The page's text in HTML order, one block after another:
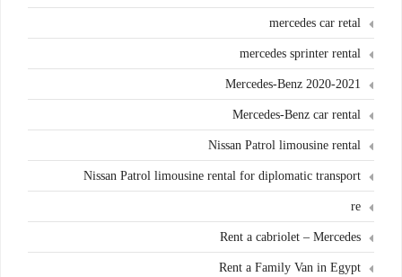
mercedes car retal
mercedes sprinter rental
Mercedes-Benz 2020-2021
Mercedes-Benz car rental
Nissan Patrol limousine rental
Nissan Patrol limousine rental for diplomatic transport
re
Rent a cabriolet – Mercedes
Rent a Family Van in Egypt